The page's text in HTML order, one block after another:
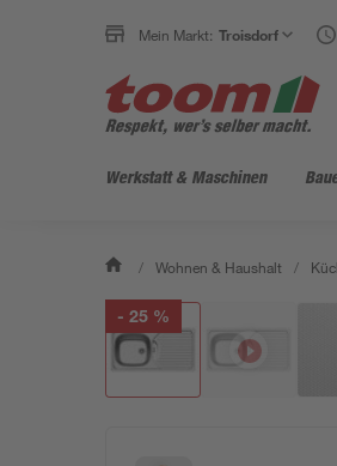
Mein Markt: Troisdorf
Werkstatt & Maschinen
/ Wohnen & Haushalt /
- 25 %